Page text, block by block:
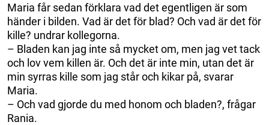
Maria får sedan förklara vad det egentligen är som
händer i bilden. Vad är det för blad? Och vad är det för
kille? undrar kollegorna.
– Bladen kan jag inte så mycket om, men jag vet tack
och lov vem killen är. Och det är inte min, utan det är
min syrras kille som jag står och kikar på, svarar
Maria.
– Och vad gjorde du med honom och bladen?, frågar
Rania.